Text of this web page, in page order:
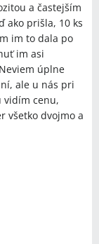
a častejším
ako prišla, 10 ks
im to dala po
im asi
úplne
ale u nás pri
vidím cenu,
všetko dvojmo a